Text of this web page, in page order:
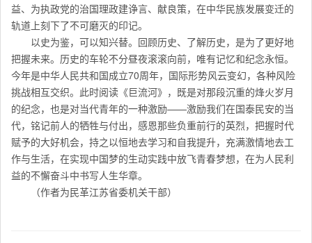
益、为执政党的治国理政建诤言、献良策，在中华民族发展变迁的
轨道上刻下了不可磨灭的印记。
以史为鉴，可以知兴替。回顾历史、了解历史，是为了更好地
把握未来。历史的车轮不分昼夜滚滚向前，唯有记忆和纪念永恒。
今年是中华人民共和国成立70周年，国际形势风云变幻，各种风险
挑战相互交织。此时阅读《巨流河》，既是对那段沉重的烽火岁月
的纪念，也是对当代青年的一种激励——激励我们在国泰民安的当
代，铭记前人的牺牲与付出，感恩那些负重前行的英烈，把握时代
赋予的大好机会，持之以恒地去学习和自我提升，充满激情地去工
作与生活，在实现中国梦的生动实践中放飞青春梦想，在为人民利
益的不懈奋斗中书写人生华章。
（作者为民革江苏省委机关干部）